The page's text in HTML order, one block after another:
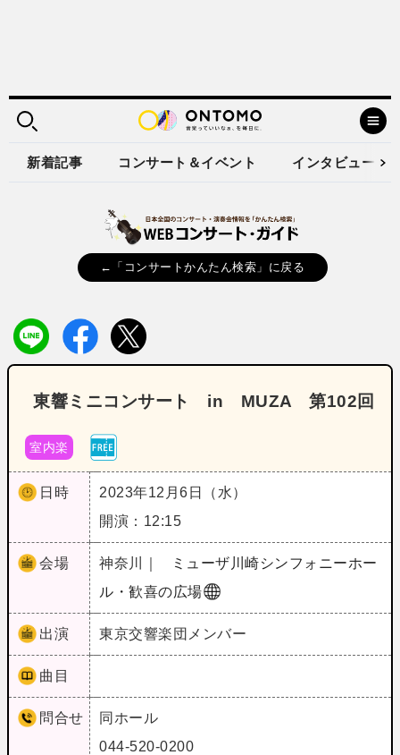
新着記事 コンサート＆イベント インタビュー
←「コンサートかんたん検索」に戻る
東響ミニコンサート in MUZA 第102回
室内楽
日時
2023年12月6日（水）
開演：12:15
会場 神奈川｜
ミューザ川崎シンフォニーホー
ル・歓喜の広場
出演 東京交響楽団メンバー
曲目
問合せ
同ホール
044-520-0200